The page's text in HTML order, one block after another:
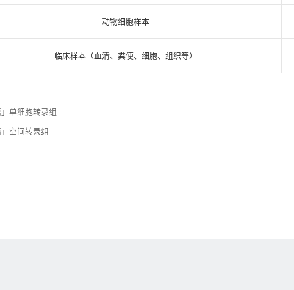
动物细胞样本
临床样本（血清、粪便、细胞、组织等）
单细胞转录组
空间转录组